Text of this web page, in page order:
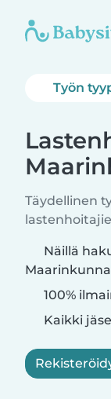
Työn
Täydellinen
Näillä
100%
Kaikki